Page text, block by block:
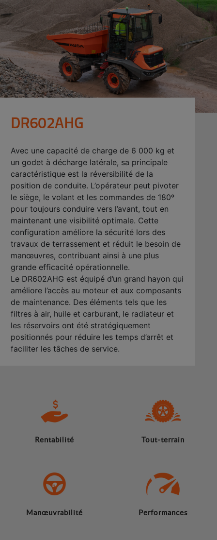
DR602AHG
Avec une capacité de charge de 6 000 kg et
un godet à décharge latérale, sa principale
caractéristique est la réversibilité de la
position de conduite. L’opérateur peut pivoter
le siège, le volant et les commandes de 180º
pour toujours conduire vers l’avant, tout en
maintenant une visibilité optimale. Cette
configuration améliore la sécurité lors des
travaux de terrassement et réduit le besoin de
manœuvres, contribuant ainsi à une plus
grande efficacité opérationnelle.
Le DR602AHG est équipé d’un grand hayon qui
améliore l’accès au moteur et aux composants
de maintenance. Des éléments tels que les
filtres à air, huile et carburant, le radiateur et
les réservoirs ont été stratégiquement
positionnés pour réduire les temps d’arrêt et
faciliter les tâches de service.
Rentabilité Tout-terrain
Manœuvrabilité Performances